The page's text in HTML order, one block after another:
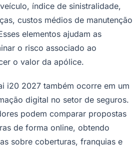
índice de sinistralidade,
custos médios de manutenção
elementos ajudam as
o risco associado ao
o valor da apólice.
i20 2027 também ocorre em um
digital no setor de seguros.
podem comparar propostas
de forma online, obtendo
sobre coberturas, franquias e